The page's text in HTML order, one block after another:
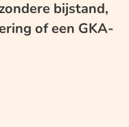
bijstand,
of een GKA-